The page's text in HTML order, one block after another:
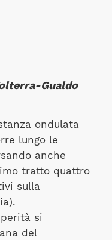
Gualdo
ondulata
lungo le
anche
tratto quattro
sulla
si
del